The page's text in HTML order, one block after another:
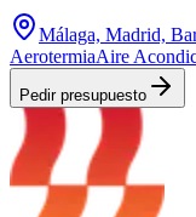
Málaga, Madrid,
AerotermiaAire
Pedir presupuesto